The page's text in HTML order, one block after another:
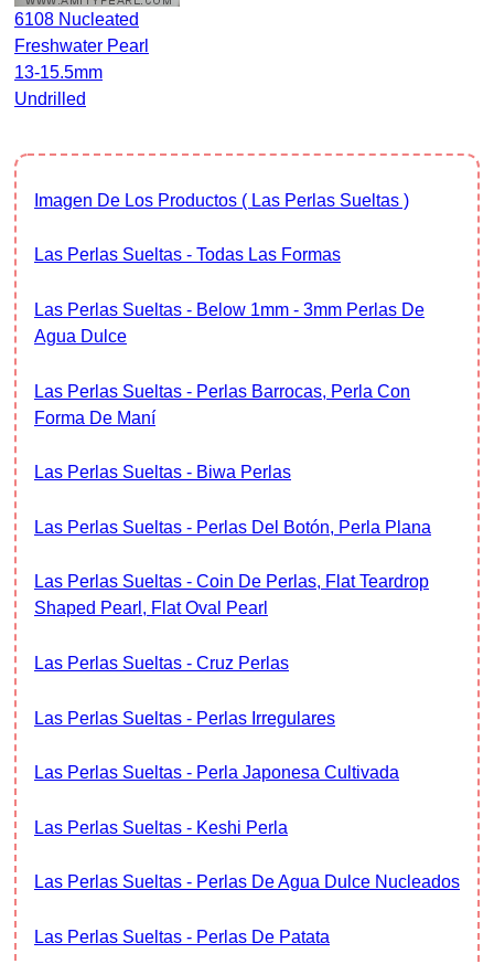
6108 Nucleated
Freshwater Pearl
13-15.5mm
Undrilled
Imagen De Los Productos ( Las Perlas Sueltas )
Las Perlas Sueltas - Todas Las Formas
Las Perlas Sueltas - Below 1mm - 3mm Perlas De
Agua Dulce
Las Perlas Sueltas - Perlas Barrocas, Perla Con
Forma De Maní
Las Perlas Sueltas - Biwa Perlas
Las Perlas Sueltas - Perlas Del Botón, Perla Plana
Las Perlas Sueltas - Coin De Perlas, Flat Teardrop
Shaped Pearl, Flat Oval Pearl
Las Perlas Sueltas - Cruz Perlas
Las Perlas Sueltas - Perlas Irregulares
Las Perlas Sueltas - Perla Japonesa Cultivada
Las Perlas Sueltas - Keshi Perla
Las Perlas Sueltas - Perlas De Agua Dulce Nucleados
Las Perlas Sueltas - Perlas De Patata